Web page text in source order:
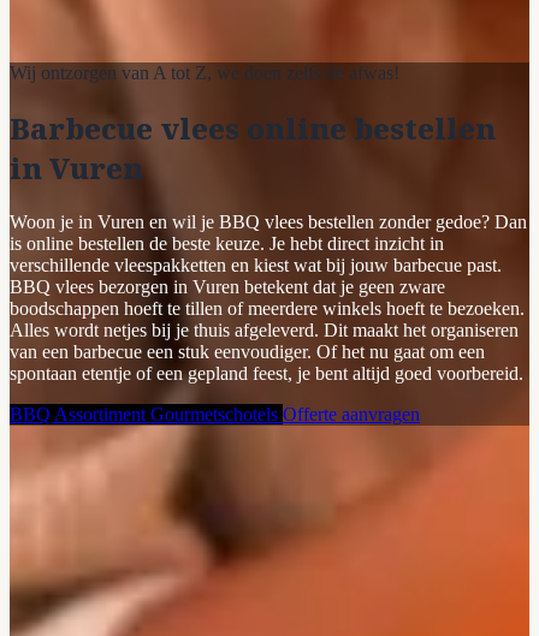
Wij ontzorgen van A tot Z, we doen zelfs de afwas!
Barbecue vlees online bestellen
in Vuren
Woon je in Vuren en wil je BBQ vlees bestellen zonder gedoe? Dan
is online bestellen de beste keuze. Je hebt direct inzicht in
verschillende vleespakketten en kiest wat bij jouw barbecue past.
BBQ vlees bezorgen in Vuren betekent dat je geen zware
boodschappen hoeft te tillen of meerdere winkels hoeft te bezoeken.
Alles wordt netjes bij je thuis afgeleverd. Dit maakt het organiseren
van een barbecue een stuk eenvoudiger. Of het nu gaat om een
spontaan etentje of een gepland feest, je bent altijd goed voorbereid.
BBQ Assortiment Gourmetschotels Offerte aanvragen